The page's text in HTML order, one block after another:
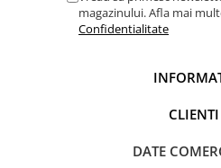
■ Sistem AC
► Ulei motor autoturisme
■ Ulei motor CASTROL
magazinului. Afla mai
Confidentialitate
CLIENTI
DATE